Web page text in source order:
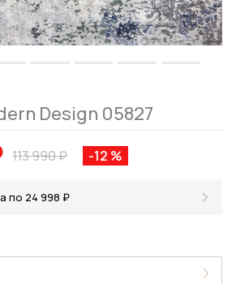
Design 05827
113 990 ₽ -12 %
по 24 998 ₽